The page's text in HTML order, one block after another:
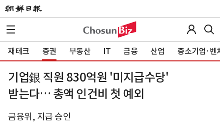
재테크 증권 부동산 IT 금융 산업 중소기업·벤
기업銀 직원 830억원 '미지급수당'
받는다… 총액 인건비 첫 예외
금융위, 지급 승인